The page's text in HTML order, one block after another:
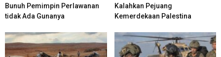
Bunuh Pemimpin Perlawanan
tidak Ada Gunanya
Kalahkan Pejuang
Kemerdekaan Palestina